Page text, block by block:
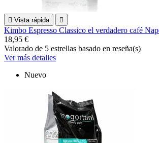
 Vista rápida 
Kimbo Espresso Classico el verdadero café
18,95 €
Valorado de 5 estrellas basado en reseña(s)
Ver más detalles
Nuevo